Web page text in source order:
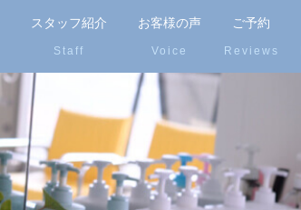
スタッフ紹介 お客様の声 ご予約